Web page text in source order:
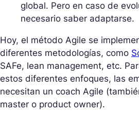
global. Pero en caso de
necesario saber adaptarse.
Hoy, el método Agile se
diferentes metodologías, como
SAFe, lean management, etc.
estos diferentes enfoques, las
necesitan un coach Agile
master o product owner).